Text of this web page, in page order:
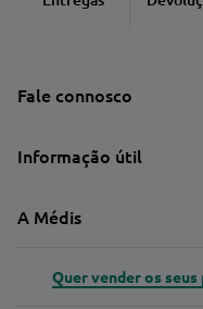
Fale connosco
Informação útil
A Médis
Quer vender os